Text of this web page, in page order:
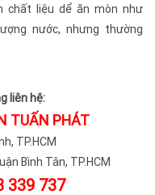
chất liệu dể ăn mòn như
nước, nhưng thường
liên hệ:
TUẤN PHÁT
TP.HCM
Bình Tân, TP.HCM
339 737